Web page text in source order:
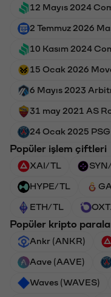
12 Mayıs 2024
2 Temmuz 2026
10 Kasım 2024
15 Ocak 2026
6 Mayıs 2023
31 may 2021 AS
24 Ocak 2025
Popüler işlem çiftleri
XAI/TL
HYPE/TL
ETH/TL
Popüler kripto
Ankr (ANKR)
Aave (AAVE)
Waves (WAVES)